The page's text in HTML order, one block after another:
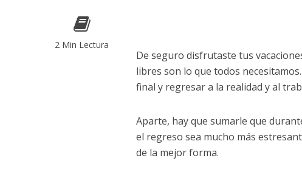
2 Min Lectura
De seguro disfrutaste tus
libres son lo que todos
final y regresar a la realidad y al
Aparte, hay que sumarle que
el regreso sea mucho más
de la mejor forma.